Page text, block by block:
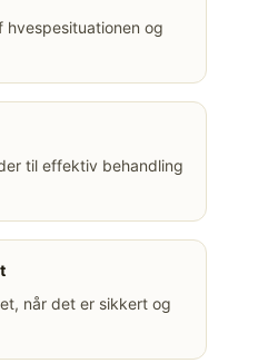
hvespesituationen og
til effektiv behandling
når det er sikkert og